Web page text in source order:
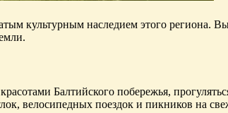
культурным наследием этого региона.
Балтийского побережья,
велосипедных поездок и пикников на